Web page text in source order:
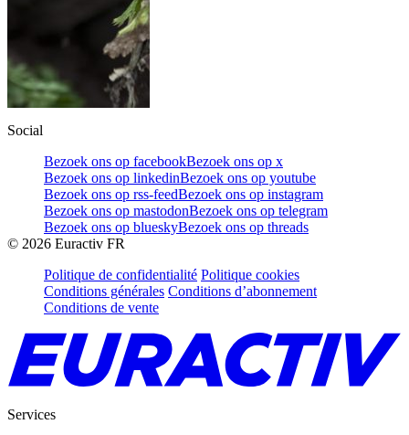
Social
Bezoek ons op facebookBezoek ons op x
Bezoek ons op linkedinBezoek ons op youtube
Bezoek ons op rss-feedBezoek ons op instagram
Bezoek ons op mastodonBezoek ons op telegram
Bezoek ons op blueskyBezoek ons op threads
© 2026 Euractiv FR
Politique de confidentialité Politique cookies
Conditions générales Conditions d’abonnement
Conditions de vente
Services